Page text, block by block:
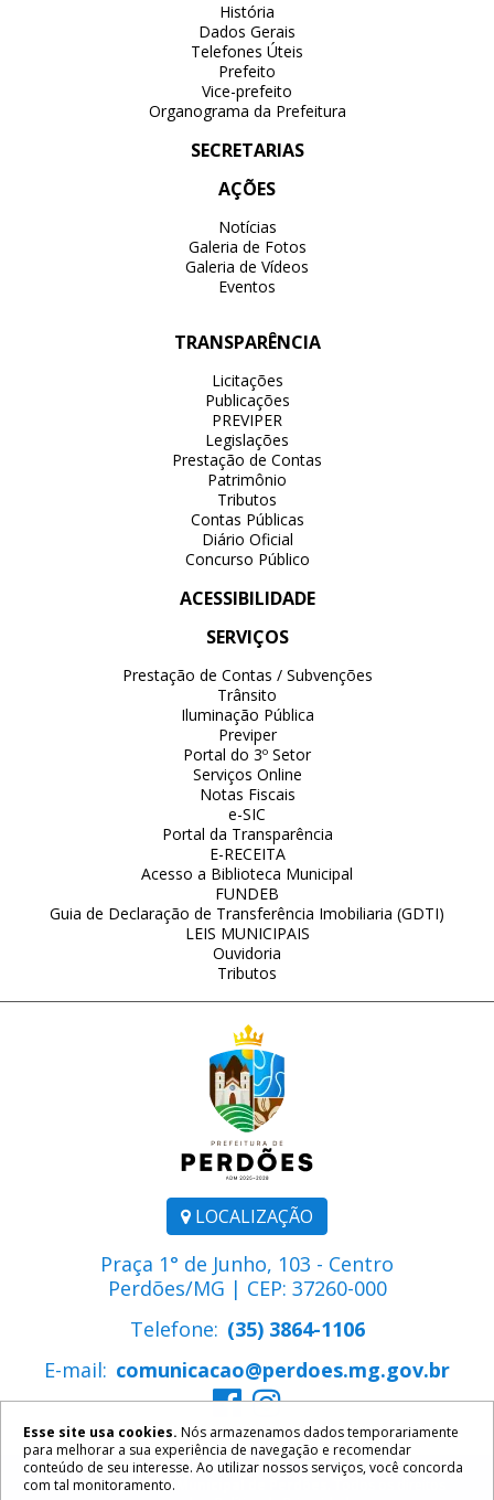
LOCALIZAÇÃO
Praça 1° de Junho, 103 - Centro
Perdões/MG | CEP: 37260-000
Telefone: (35) 3864-1106
E-mail: comunicacao@perdoes.mg.gov.br
História
Dados Gerais
Telefones Úteis
Prefeito
Vice-prefeito
Organograma da Prefeitura
SECRETARIAS
AÇÕES
Notícias
Galeria de Fotos
Galeria de Vídeos
Eventos
TRANSPARÊNCIA
Licitações
Publicações
PREVIPER
Legislações
Prestação de Contas
Patrimônio
Tributos
Contas Públicas
Diário Oficial
Concurso Público
ACESSIBILIDADE
SERVIÇOS
Prestação de Contas / Subvenções
Trânsito
Iluminação Pública
Previper
Portal do 3º Setor
Serviços Online
Notas Fiscais
e-SIC
Portal da Transparência
E-RECEITA
Acesso a Biblioteca Municipal
FUNDEB
Guia de Declaração de Transferência Imobiliaria (GDTI)
LEIS MUNICIPAIS
Ouvidoria
Tributos
2026 ©Prefeitura Municipal de Perdões
Esse site usa cookies. Nós armazenamos dados temporariamente
para melhorar a sua experiência de navegação e recomendar
conteúdo de seu interesse. Ao utilizar nossos serviços, você concorda
com tal monitoramento.